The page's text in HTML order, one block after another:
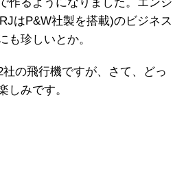
はP&W社製を搭載)のビジネス
も珍しいとか。
の飛行機ですが、さて、どっ
しみです。